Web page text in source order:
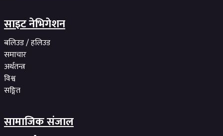
साइट नेभिगेशन
बलिउड / हलिउड
समाचार
अर्थतन्त्र
विश्व
सङ्गित
सामाजिक संजाल